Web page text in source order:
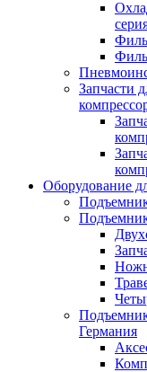
Запчасти
Оборудование
Германия